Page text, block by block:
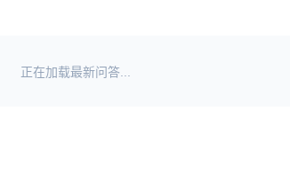
正在加载最新问答...